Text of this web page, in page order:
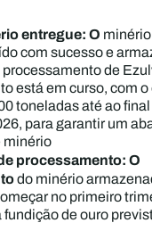
entregue: O
com sucesso e
de
está em curso, com
toneladas até ao
para garantir um
minério
processamento: O
do minério
no primeiro
de ouro